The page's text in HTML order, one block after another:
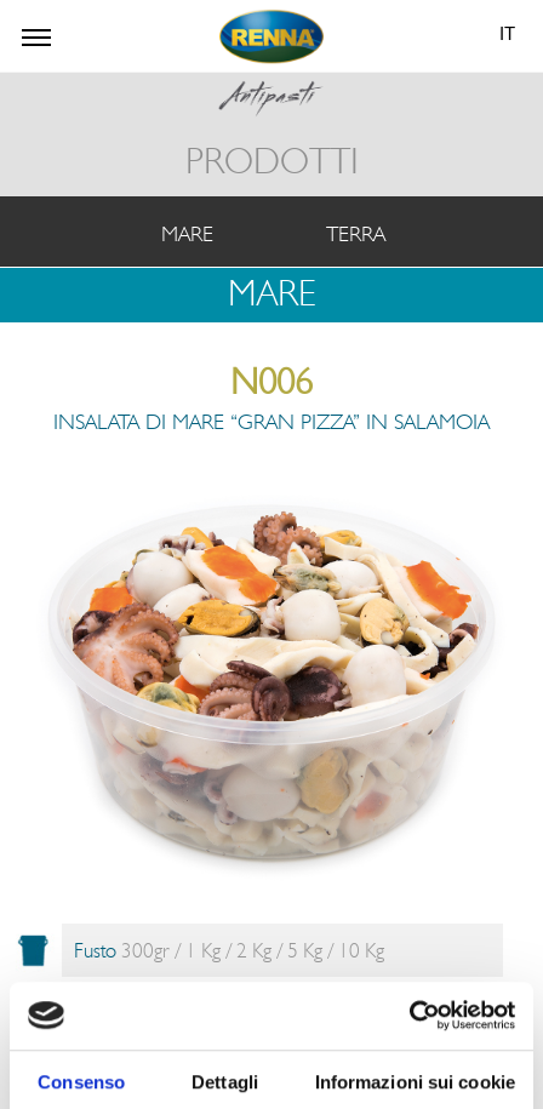
Consenso Dettagli Informazioni sui cookie
IT
PRODOTTI
MARE TERRA
MARE
N006
INSALATA DI MARE “GRAN PIZZA” IN SALAMOIA
Fusto 300gr / 1 Kg / 2 Kg / 5 Kg / 10 Kg
DESCRIZIONE
condirla secondo preferenze.